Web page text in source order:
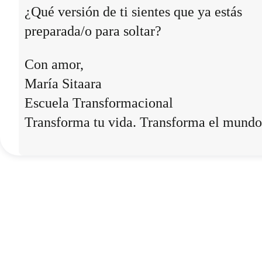
¿Qué versión de ti sientes que ya estás
preparada/o para soltar?
Con amor,
María Sitaara
Escuela Transformacional
Transforma tu vida. Transforma el